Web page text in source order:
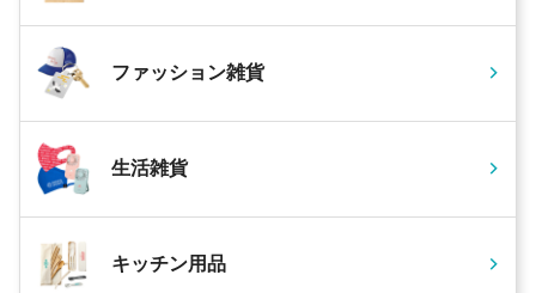
ファッション雑貨
生活雑貨
キッチン用品